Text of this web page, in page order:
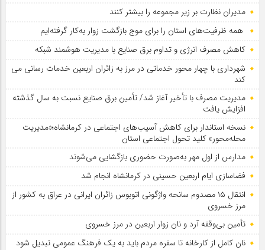
مدیران نظارت بر زیر مجموعه را بیشتر کنند
همه ظرفیت‌های استان را برای موج بازگشت زوار به‌کار گرفته‌ایم
کاهش مصرف انرژی و تداوم برق صنایع با مدیریت هوشمند شبکه
شهرداری با چهار محور خدماتی در مرز به زائران اربعین خدمات رسانی می
کند
مدیریت مصرف با تأخیر آغاز شد/ تأمین برق صنایع نسبت به سال گذشته
افزایش یافت
نسخه استاندار برای کاهش آسیب‌های اجتماعی در کرمانشاه؛«مدیریت
محله‌محور» کلید تحول اجتماعی استان
مدارس از اول مهر به‌صورت حضوری بازگشایی می‌شوند
فضاسازی ایام اربعین حسینی در کرمانشاه انجام شد
انتقال ۱۵ مصدوم سانحه واژگونی اتوبوس زائران ایرانی در عراق به کشور از
مرز خسروی
تأمین بی‌وقفه آرد و نان زوار اربعین در مرز خسروی
نان کامل از کارخانه تا سفره مردم باید به یک فرهنگ عمومی تبدیل شود